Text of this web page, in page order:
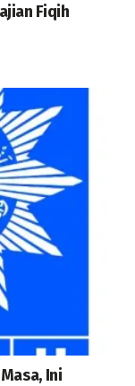
Fiqih
Ini